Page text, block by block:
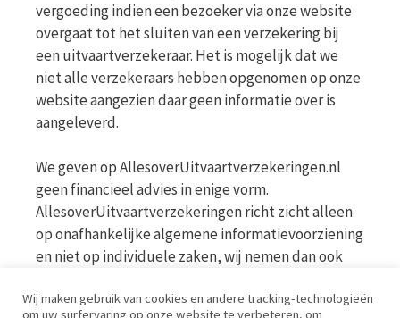
vergoeding indien een bezoeker via onze website
overgaat tot het sluiten van een verzekering bij
een uitvaartverzekeraar. Het is mogelijk dat we
niet alle verzekeraars hebben opgenomen op onze
website aangezien daar geen informatie over is
aangeleverd.
We geven op AllesoverUitvaartverzekeringen.nl
geen financieel advies in enige vorm.
AllesoverUitvaartverzekeringen richt zicht alleen
op onafhankelijke algemene informatievoorziening
en niet op individuele zaken, wij nemen dan ook
voor meer informatie op de website van de AFM
Wij maken gebruik van cookies en andere tracking-technologieën
om uw surfervaring op onze website te verbeteren, om